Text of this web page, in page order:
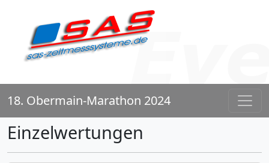
18. Obermain-Marathon 2024
Einzelwertungen